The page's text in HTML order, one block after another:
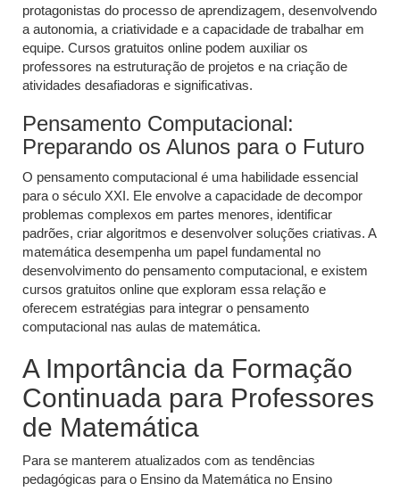
protagonistas do processo de aprendizagem, desenvolvendo
a autonomia, a criatividade e a capacidade de trabalhar em
equipe. Cursos gratuitos online podem auxiliar os
professores na estruturação de projetos e na criação de
atividades desafiadoras e significativas.
Pensamento Computacional:
Preparando os Alunos para o Futuro
O pensamento computacional é uma habilidade essencial
para o século XXI. Ele envolve a capacidade de decompor
problemas complexos em partes menores, identificar
padrões, criar algoritmos e desenvolver soluções criativas. A
matemática desempenha um papel fundamental no
desenvolvimento do pensamento computacional, e existem
cursos gratuitos online que exploram essa relação e
oferecem estratégias para integrar o pensamento
computacional nas aulas de matemática.
A Importância da Formação
Continuada para Professores
de Matemática
Para se manterem atualizados com as tendências
pedagógicas para o Ensino da Matemática no Ensino